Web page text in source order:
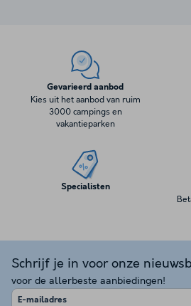
Gevarieerd aanbod
Kies uit het aanbod van ruim
3000 campings en
vakantieparken
Specialisten
Schrijf je in voor onze
voor de allerbeste aanbiedingen!
E-mailadres